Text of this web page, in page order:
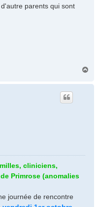
parents qui sont
u
cliniciens,
Primrose (anomalies
journée de rencontre